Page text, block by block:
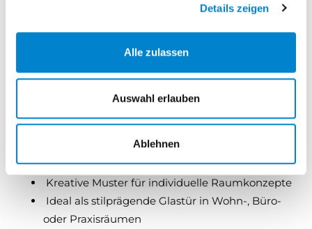
Details zeigen
Alle zulassen
Auswahl erlauben
Ablehnen
optische Raffinesse, sondern auch durch ihre
Vielseitigkeit. Ob als Blickfang im Eingangsbereich,
stilvolle Verbindungstür oder als gestalterisches
Highlight im Wohn- oder Arbeitsbereich – KARO+
Ihre Vorteile mit KARO+:
Modernes Design mit geometrischen
Elementen
Kreative Muster für individuelle Raumkonzepte
Ideal als stilprägende Glastür in Wohn-, Büro-
oder Praxisräumen